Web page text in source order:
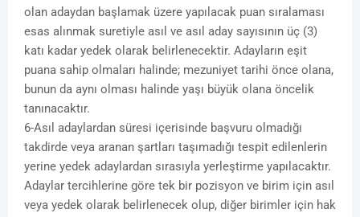
olan adaydan başlamak üzere yapılacak puan sıralaması
esas alınmak suretiyle asıl ve asıl aday sayısının üç (3)
katı kadar yedek olarak belirlenecektir. Adayların eşit
puana sahip olmaları halinde; mezuniyet tarihi önce olana,
bunun da aynı olması halinde yaşı büyük olana öncelik
tanınacaktır.
6-Asıl adaylardan süresi içerisinde başvuru olmadığı
takdirde veya aranan şartları taşımadığı tespit edilenlerin
yerine yedek adaylardan sırasıyla yerleştirme yapılacaktır.
Adaylar tercihlerine göre tek bir pozisyon ve birim için asıl
veya yedek olarak belirlenecek olup, diğer birimler için hak